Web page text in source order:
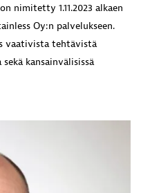
on nimitetty 1.11.2023 alkaen
Oy:n palvelukseen.
vaativista tehtävistä
kansainvälisissä